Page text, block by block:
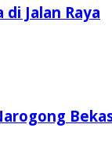
Jalan Raya